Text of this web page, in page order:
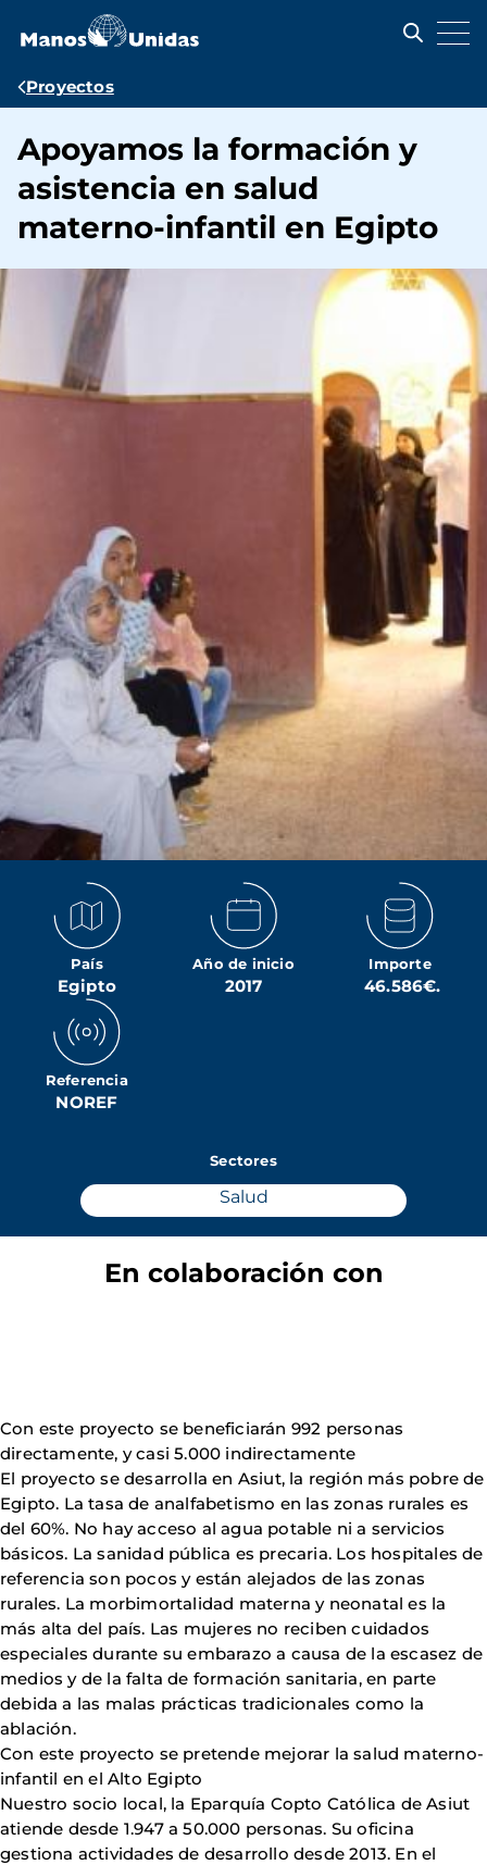
contenido
Ruta
navegación
Proyectos
Apoyamos la formación y
asistencia en salud
materno-infantil en Egipto
País
Egipto
Año de inicio
2017
Importe
46.586€.
Referencia
NOREF
Sectores
Salud
En colaboración con
Con este proyecto se beneficiarán 992 personas
directamente, y casi 5.000 indirectamente
El proyecto se desarrolla en Asiut, la región más pobre de
Egipto. La tasa de analfabetismo en las zonas rurales es
del 60%. No hay acceso al agua potable ni a servicios
básicos. La sanidad pública es precaria. Los hospitales de
referencia son pocos y están alejados de las zonas
rurales. La morbimortalidad materna y neonatal es la
más alta del país. Las mujeres no reciben cuidados
especiales durante su embarazo a causa de la escasez de
medios y de la falta de formación sanitaria, en parte
debida a las malas prácticas tradicionales como la
ablación.
Con este proyecto se pretende mejorar la salud materno-
infantil en el Alto Egipto
Nuestro socio local, la Eparquía Copto Católica de Asiut
atiende desde 1.947 a 50.000 personas. Su oficina
gestiona actividades de desarrollo desde 2013. En el